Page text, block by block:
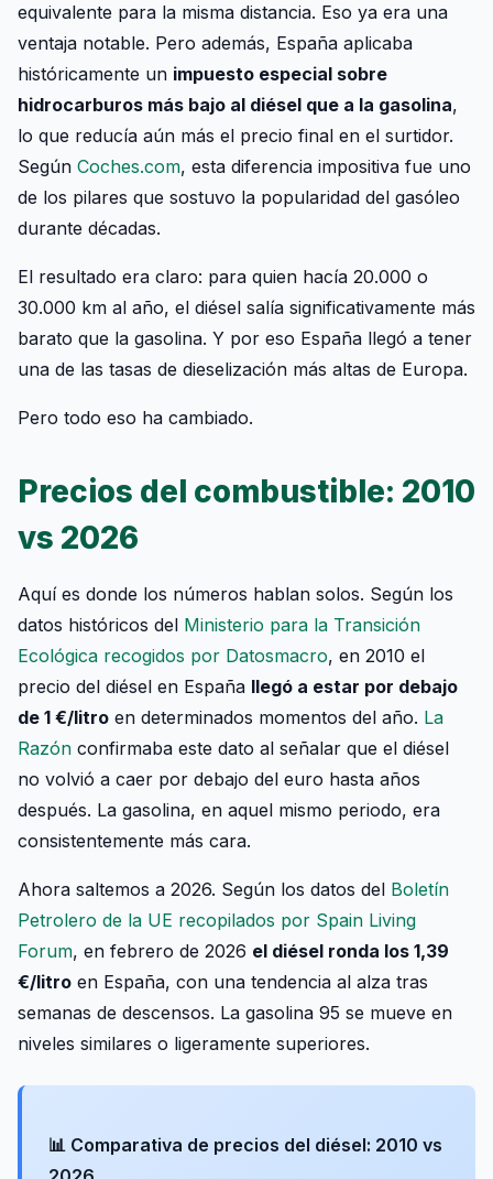
equivalente para la misma distancia. Eso ya era una
ventaja notable. Pero además, España aplicaba
históricamente un impuesto especial sobre
hidrocarburos más bajo al diésel que a la gasolina,
lo que reducía aún más el precio final en el surtidor.
Según Coches.com, esta diferencia impositiva fue uno
de los pilares que sostuvo la popularidad del gasóleo
durante décadas.
El resultado era claro: para quien hacía 20.000 o
30.000 km al año, el diésel salía significativamente más
barato que la gasolina. Y por eso España llegó a tener
una de las tasas de dieselización más altas de Europa.
Pero todo eso ha cambiado.
Precios del combustible: 2010
vs 2026
Aquí es donde los números hablan solos. Según los
datos históricos del Ministerio para la Transición
Ecológica recogidos por Datosmacro, en 2010 el
precio del diésel en España llegó a estar por debajo
de 1 €/litro en determinados momentos del año. La
Razón confirmaba este dato al señalar que el diésel
no volvió a caer por debajo del euro hasta años
después. La gasolina, en aquel mismo periodo, era
consistentemente más cara.
Ahora saltemos a 2026. Según los datos del Boletín
Petrolero de la UE recopilados por Spain Living
Forum, en febrero de 2026 el diésel ronda los 1,39
€/litro en España, con una tendencia al alza tras
semanas de descensos. La gasolina 95 se mueve en
niveles similares o ligeramente superiores.
📊 Comparativa de precios del diésel: 2010 vs